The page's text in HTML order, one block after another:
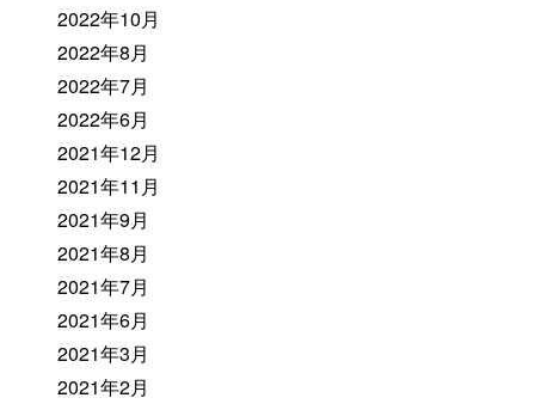
2022年10月
2022年8月
2022年7月
2022年6月
2021年12月
2021年11月
2021年9月
2021年8月
2021年7月
2021年6月
2021年3月
2021年2月